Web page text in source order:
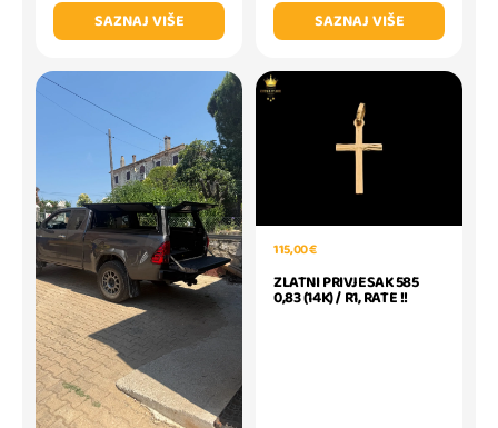
SAZNAJ VIŠE
SAZNAJ VIŠE
115,00 €
ZLATNI PRIVJESAK 585
0,83 (14K) / R1, RATE !!